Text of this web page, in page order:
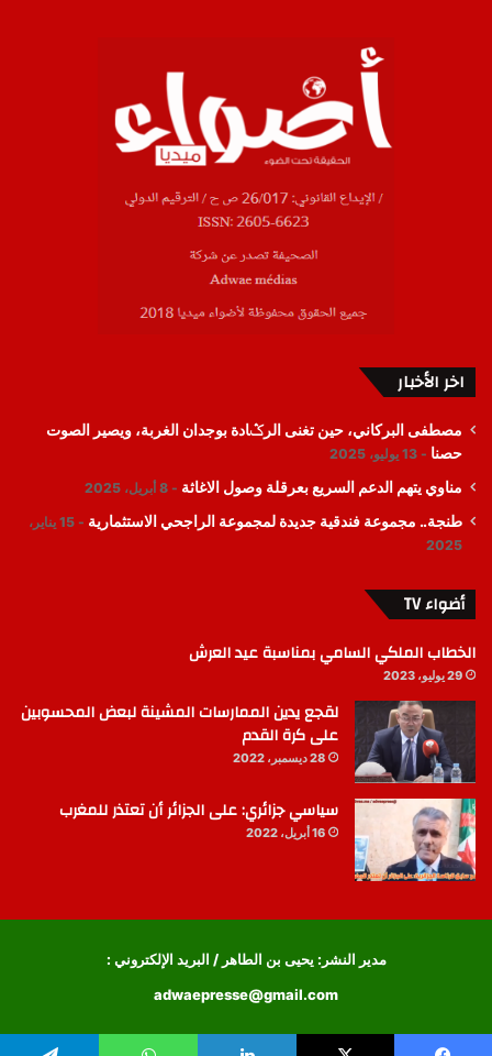
اخر الأخبار
مصطفى البركاني، حين تغنى الرݣادة بوجدان الغربة، ويصير الصوت
حصنا
13 يوليو، 2025
مناوي يتهم الدعم السريع بعرقلة وصول الاغاثة 8 أبريل، 2025
طنجة.. مجموعة فندقية جديدة لمجموعة الراجحي الاستثمارية
15 يناير،
2025
أضواء TV
الخطاب الملكي السامي بمناسبة عيد العرش
29 يوليو، 2023
لقجع يدين الممارسات المشينة لبعض المحسوبين
على كرة القدم
28 ديسمبر، 2022
سياسي جزائري: على الجزائر أن تعتذر للمغرب
16 أبريل، 2022
مدير النشر: يحيى بن الطاهر / البريد الإلكتروني :
adwaepresse@gmail.com